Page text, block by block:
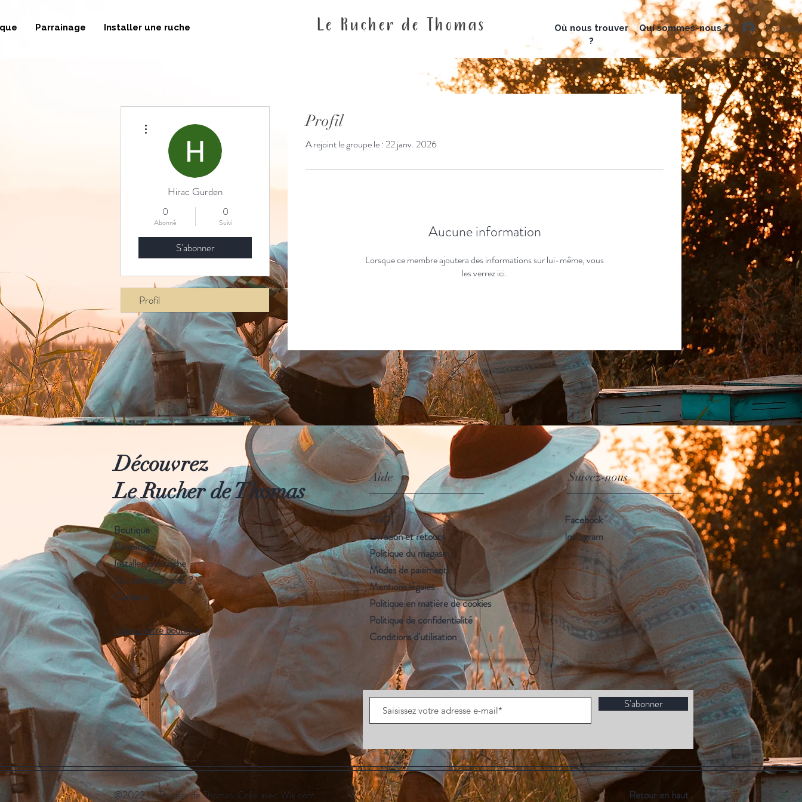
Parrainage Installer une ruche Le Rucher de Thomas Où nous trouver
?
Qui sommes-nous ?
Profil
A rejoint le groupe le : 22 janv. 2026
Aucune information
Lorsque ce membre ajoutera des informations sur lui-même, vous
les verrez ici.
Hirac Gurden
0
Abonné
0
Suivi
S'abonner
Profil
Découvrez
Le Rucher de Thomas
Boutique
Parrainage
Installer une ruche
Qui sommes-nous ?
Contact
Visitez notre boutique
Aide
FAQ
Livraison et retours
Politique du magasin
Modes de paiement
Mentions légales
Politique en matière de cookies
Politique de confidentialité
Conditions d'utilisation
Suivez-nous
Facebook
Instagram
S'abonner
©2022 Le Rucher de Thomas. Créé avec Wix.com Retour en haut